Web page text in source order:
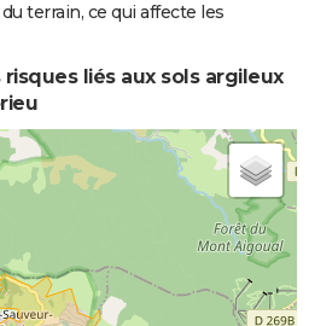
terrain, ce qui affecte les
liés aux sols argileux